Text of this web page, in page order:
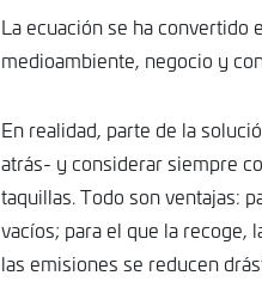
La ecuación se ha convertido
medioambiente, negocio y
En realidad, parte de la
atrás- y considerar siempre
taquillas. Todo son ventajas:
vacíos; para el que la recoge,
las emisiones se reducen